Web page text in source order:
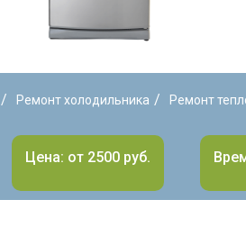
/ Ремонт холодильника / Ремонт
Цена: от 2500 руб.